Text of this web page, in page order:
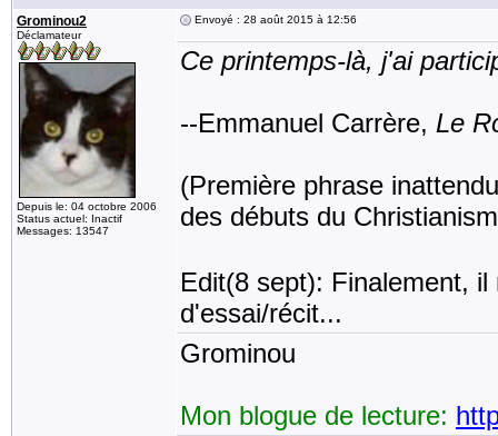
Grominou2
Déclamateur
Depuis le: 04 octobre 2006
Status actuel: Inactif
Messages: 13547
Envoyé : 28 août 2015 à 12:56
Ce printemps-là, j'ai
--Emmanuel Carrère, Le
(Première phrase
des débuts du
Edit(8 sept): Finalement,
d'essai/récit...
Grominou
Mon blogue de lecture: